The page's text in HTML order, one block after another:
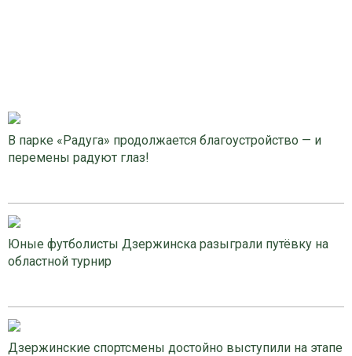
В парке «Радуга» продолжается благоустройство — и
перемены радуют глаз!
Юные футболисты Дзержинска разыграли путёвку на
областной турнир
Дзержинские спортсмены достойно выступили на этапе